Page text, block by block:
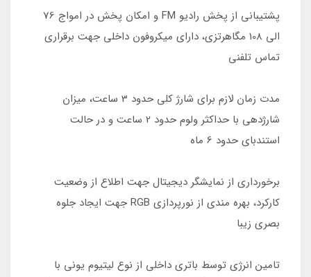
پشتیبانی از پخش رادیو FM و امکان پخش در امواج 76
الی 108 مگاهرتزی، دارای میکروفون داخلی جهت برقراری
تماس تلفنی
مدت زمان لازم برای شارژ کلی حدود 3 ساعت، میزان
شارژدهی با حداکثر ولوم حدود 2 ساعت و در حالت
استندبای حدود 6 ماه
برخورداری از نمایشگر دیجیتال جهت اطلاع از وضعیت
کارکرد، بهره مندی از نورپردازی RGB جهت ایجاد جلوه
بصری زیبا
تامین انرژی توسط باتری داخلی از نوع لیتیوم یونی با